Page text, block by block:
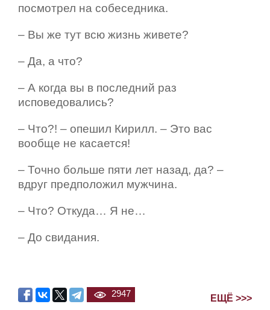
посмотрел на собеседника.
– Вы же тут всю жизнь живете?
– Да, а что?
– А когда вы в последний раз
исповедовались?
– Что?! – опешил Кирилл. – Это вас
вообще не касается!
– Точно больше пяти лет назад, да? –
вдруг предположил мужчина.
– Что? Откуда… Я не…
– До свидания.
2947 ЕЩЁ >>>